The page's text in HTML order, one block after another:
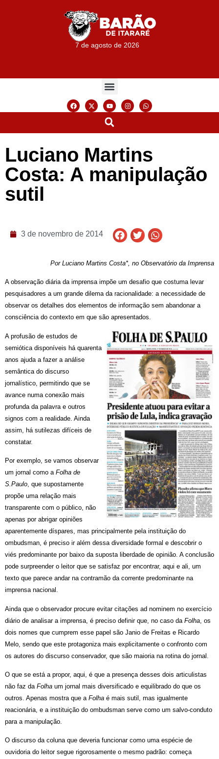
7 de agosto de 2026
Luciano Martins
Costa: A manipulação
sutil
3 de novembro de 2014
Por Luciano Martins Costa*, no Observatório da Imprensa
A observação diária da imprensa impõe um desafio que costuma levar
pesquisadores a um grande dilema da racionalidade: a necessidade de
observar os detalhes dos elementos de informação sem abandonar a
consciência do contexto em que são apresentados.
A profusão de estudos de
semiótica disponíveis há quarenta
anos ajuda a fazer a análise
semântica do discurso
jornalístico, permitindo que se
avance numa conexão mais
profunda da palavra e outros
signos com a realidade. Ainda
assim, há sutilezas difíceis de
constatar.
Por exemplo, se vamos observar
um jornal como a Folha de
S.Paulo, que supostamente
propõe uma relação mais
transparente com o público, não
apenas por abrigar opiniões
aparentemente díspares, mas principalmente pela instituição do
ombudsman, é preciso ir além dessa diversidade formal e descobrir o
viés predominante por baixo da suposta liberdade de opinião. A conclusão
pode surpreender o leitor que se satisfaz por encontrar, aqui e ali, um
texto que parece andar na contramão da corrente predominante na
imprensa nacional.
Ainda que o observador procure evitar citações ad nominem no exercício
diário de analisar a imprensa, é preciso definir que, no caso da Folha , os
dois nomes que cumprem esse papel são Janio de Freitas e Ricardo
Melo, sendo que este protagoniza mais explicitamente o confronto com
os autores do discurso conservador, que são maioria na rotina do jornal.
O que se está a propor, aqui, é que a presença desses dois articulistas
não faz da Folha um jornal mais diversificado e equilibrado do que os
outros. Apenas mostra que a Folha é mais sutil, mas igualmente
reacionária, e a instituição do ombudsman serve como um salvo-conduto
para a manipulação.
O discurso da coluna que deveria funcionar como uma espécie de
ouvidoria do leitor segue rigorosamente o mesmo padrão: começa